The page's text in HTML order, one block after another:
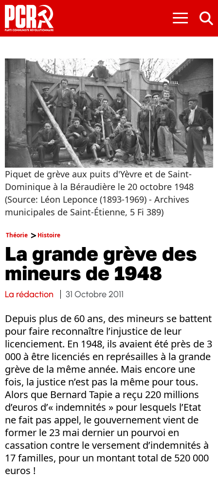
≡
Piquet de grève aux puits d'Yèvre et de Saint-
Dominique à la Béraudière le 20 octobre 1948
(Source: Léon Leponce (1893-1969) - Archives
municipales de Saint-Étienne, 5 Fi 389)
Théorie Histoire
La grande grève des
mineurs de 1948
La rédaction 31 Octobre 2011
Depuis plus de 60 ans, des mineurs se battent
pour faire reconnaître l’injustice de leur
licenciement. En 1948, ils avaient été près de 3
000 à être licenciés en représailles à la grande
grève de la même année. Mais encore une
fois, la justice n’est pas la même pour tous.
Alors que Bernard Tapie a reçu 220 millions
d’euros d’« indemnités » pour lesquels l’Etat
ne fait pas appel, le gouvernement vient de
former le 23 mai dernier un pourvoi en
cassation contre le versement d’indemnités à
17 familles, pour un montant total de 520 000
euros !